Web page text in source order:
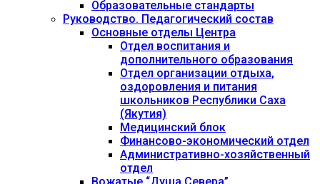
Образовательные стандарты
Руководство. Педагогический состав
Основные отделы Центра
Отдел воспитания и
дополнительного образования
Отдел организации отдыха,
оздоровления и питания
школьников Республики Саха
(Якутия)
Медицинский блок
Финансово-экономический отдел
Административно-хозяйственный
отдел